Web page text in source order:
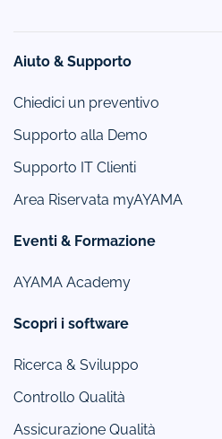
Aiuto & Supporto
Chiedici un preventivo
Supporto alla Demo
Supporto IT Clienti
Area Riservata myAYAMA
Eventi & Formazione
AYAMA Academy
Scopri i software
Ricerca & Sviluppo
Controllo Qualità
Assicurazione Qualità